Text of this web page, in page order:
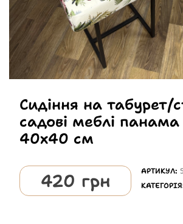
Сидіння на табурет/
садові меблі панама
40х40 см
420 грн АРТИКУЛ: